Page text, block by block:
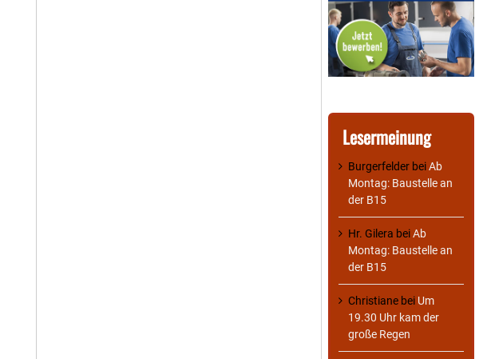
Lesermeinung
Burgerfelder beiAb
Montag: Baustelle an
der B15
Hr. Gilera beiAb
Montag: Baustelle an
der B15
Christiane bei Um
19.30 Uhr kam der
große Regen